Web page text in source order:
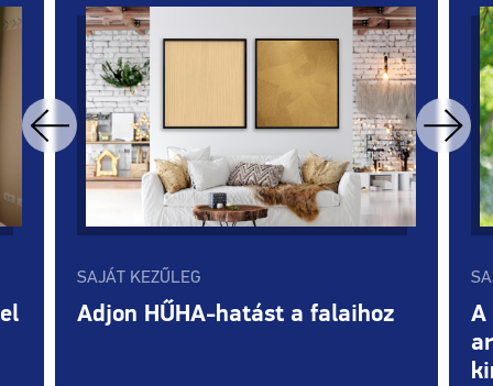
SAJÁT KEZŰLEG
Adjon HŰHA-hatást a falaihoz
A